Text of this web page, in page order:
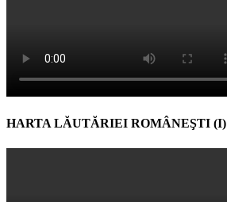
HARTA LĂUTĂRIEI ROMÂNEŞTI (I)